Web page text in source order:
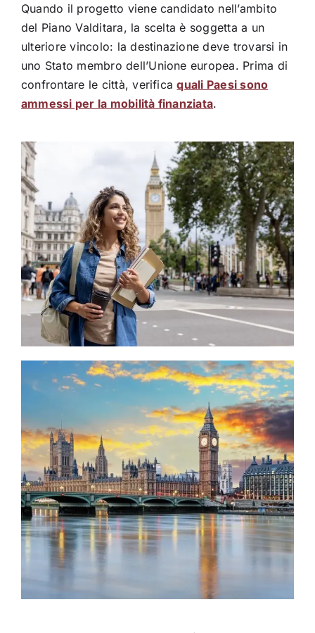
Quando il progetto viene candidato nell’ambito
del Piano Valditara, la scelta è soggetta a un
ulteriore vincolo: la destinazione deve trovarsi in
uno Stato membro dell’Unione europea. Prima di
confrontare le città, verificaquali Paesi sono
ammessi per la mobilità finanziata.